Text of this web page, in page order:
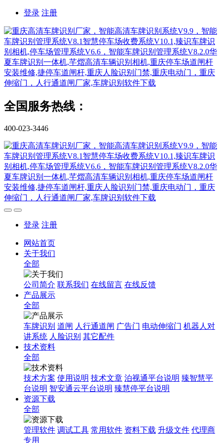
登录 注册
全国服务热线：
400-023-3446
登录 注册
网站首页
关于我们
全部
公司简介 联系我们 在线留言 在线反馈
产品展示
全部
车牌识别 道闸 人行通道闸 广告门 电动伸缩门 机器人对
讲系统 人脸识别 其它配件
技术资料
全部
技术方案 使用说明 技术文章 泊视通平台说明 臻智慧平
台说明 智安通云平台说明 臻慧停平台说明
资源下载
全部
管理软件 调试工具 常用软件 资料下载 升级文件 代理商
专用